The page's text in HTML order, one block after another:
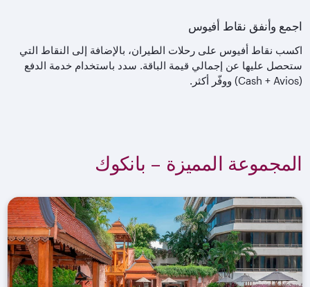
اجمع وأنفق نقاط أفيوس
اكسب نقاط أفيوس على رحلات الطيران، بالإضافة إلى النقاط التي
ستحصل عليها عن إجمالي قيمة الباقة. سدد باستخدام خدمة الدفع
(Cash + Avios) ووفّر أكثر.
المجموعة المميزة – بانكوك